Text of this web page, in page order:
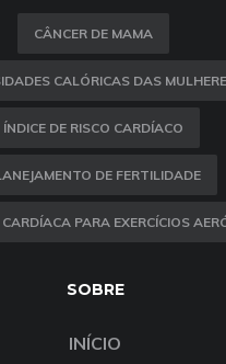
CÂNCER DE MAMA
CALÓRICAS DAS
ÍNDICE DE RISCO CARDÍACO
DE FERTILIDADE
PARA EXERCÍCIOS
SOBRE
INÍCIO